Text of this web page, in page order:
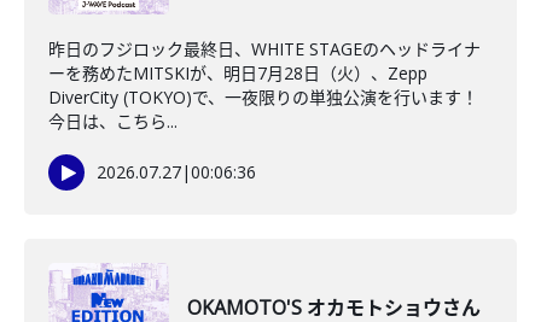
昨日のフジロック最終日、WHITE STAGEのヘッドライナ
ーを務めたMITSKIが、明日7月28日（火）、Zepp
DiverCity (TOKYO)で、一夜限りの単独公演を行います！
今日は、こちら...
2026.07.27|00:06:36
OKAMOTO'S オカモトショウさん